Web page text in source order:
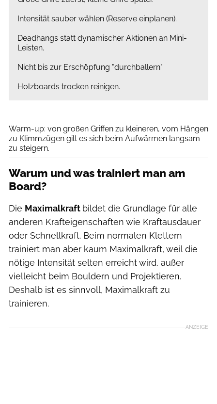
Intensität sauber wählen (Reserve einplanen).
Deadhangs statt dynamischer Aktionen an Mini-
Leisten.
Nicht bis zur Erschöpfung "durchballern".
Holzboards trocken reinigen.
Warm-up: von großen Griffen zu kleineren, vom Hängen
zu Klimmzügen gilt es sich beim Aufwärmen langsam
zu steigern.
Warum und was trainiert man am
Board?
Die Maximalkraft bildet die Grundlage für alle
anderen Krafteigenschaften wie Kraftausdauer
oder Schnellkraft. Beim normalen Klettern
trainiert man aber kaum Maximalkraft, weil die
nötige Intensität selten erreicht wird, außer
vielleicht beim Bouldern und Projektieren.
Deshalb ist es sinnvoll, Maximalkraft zu
trainieren.
ANZEIGE